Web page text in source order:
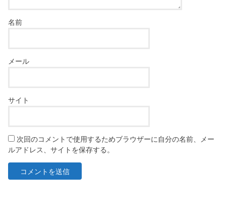
名前
メール
サイト
次回のコメントで使用するためブラウザーに自分の名前、メー
ルアドレス、サイトを保存する。